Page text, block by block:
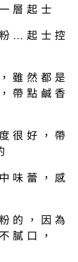
層起士
…起士控
雖然都是
帶點鹹香
很好，帶
味蕾，感
的，因為
膩口，